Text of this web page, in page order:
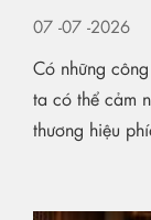
KIẾN TẠO
07 -07 -2026
Có những
ta có thể cảm
thương hiệu